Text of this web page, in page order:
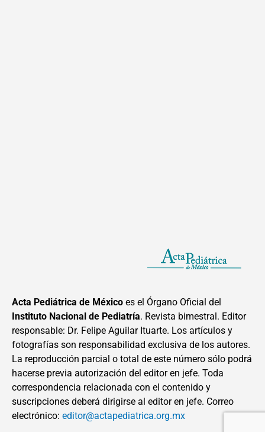
Acta Pediátrica de México es el Órgano Oficial del
Instituto Nacional de Pediatría. Revista bimestral. Editor
responsable: Dr. Felipe Aguilar Ituarte. Los artículos y
fotografías son responsabilidad exclusiva de los autores.
La reproducción parcial o total de este número sólo podrá
hacerse previa autorización del editor en jefe. Toda
correspondencia relacionada con el contenido y
suscripciones deberá dirigirse al editor en jefe. Correo
electrónico: editor@actapediatrica.org.mx